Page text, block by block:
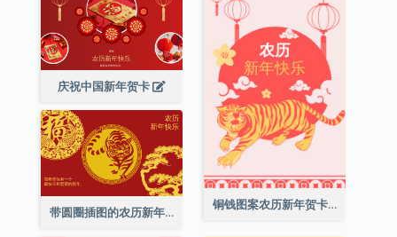
庆祝中国新年贺卡
铜钱图案农历新年贺卡
带圆圈插图的农历新年快乐贺卡